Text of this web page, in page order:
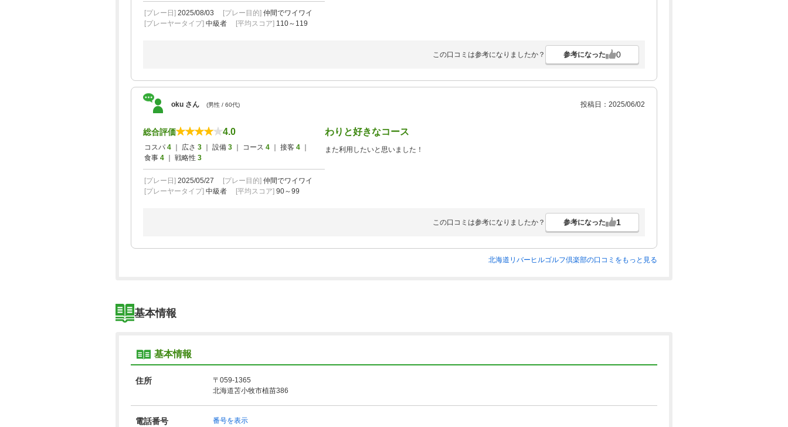
[プレー日] 2025/08/03 [プレー目的] 仲間でワイワイ
[プレーヤータイプ] 中級者 [平均スコア] 110～119
この口コミは参考になりましたか？ 参考になった 0
oku さん (男性 / 60代) 投稿日：2025/06/02
総合評価 4.0
コスパ 4 ｜ 広さ 3 ｜ 設備 3 ｜ コース 4 ｜ 接客 4
食事 4 ｜ 戦略性 3
[プレー日] 2025/05/27 [プレー目的] 仲間でワイワイ
[プレーヤータイプ] 中級者 [平均スコア] 90～99
わりと好きなコース
また利用したいと思いました！
この口コミは参考になりましたか？ 参考になった 1
北海道リバーヒルゴルフ倶楽部の口コミをもっと見る
基本情報
基本情報
住所
〒059-1365
北海道苫小牧市植苗386
電話番号 番号を表示